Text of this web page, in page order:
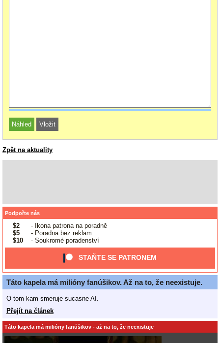
Zpět na aktuality
Podpořte nás
$2
- Ikona patrona na poradně
$5
- Poradna bez reklam
$10
- Soukromé poradenství
STAŇTE SE PATRONEM
Táto kapela má milióny fanúšikov. Až na to, že neexistuje.
O tom kam smeruje sucasne AI.
Přejít na článek
Táto kapela má milióny fanúšikov - až na to, že neexistuje